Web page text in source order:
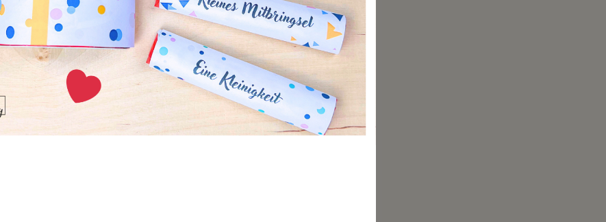
beeinträchtigen würden.
Stück mit perfekten Farben bemalt hast, ist das
Geschenk geeignet. Das liegt meistens daran, dass die
Farbe zu sehen sind. Das kannst du im Handumdrehen beheben,
Filzstift verwendest. Ein weißer Filzstift deckt die Zahlen oder
vollständig ab, aber achte darauf, dass du den weißen Filzstift
dem
das fertige Ergebnis oder die nasse Farbe auftragen.
Farbe und den Farbton mit Bedacht wählst. Sobald du den